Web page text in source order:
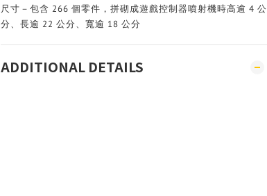
尺寸－包含 266 個零件，拼砌成遊戲控制器噴射機時高逾 4 公
分、長逾 22 公分、寬逾 18 公分
ADDITIONAL DETAILS